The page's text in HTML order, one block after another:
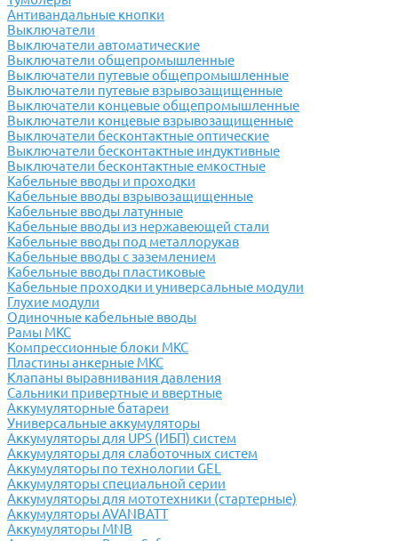
Антивандальные кнопки
Выключатели
Выключатели автоматические
Выключатели общепромышленные
Выключатели путевые общепромышленные
Выключатели путевые взрывозащищенные
Выключатели концевые общепромышленные
Выключатели концевые взрывозащищенные
Выключатели бесконтактные оптические
Выключатели бесконтактные индуктивные
Выключатели бесконтактные емкостные
Кабельные вводы и проходки
Кабельные вводы взрывозащищенные
Кабельные вводы латунные
Кабельные вводы из нержавеющей стали
Кабельные вводы под металлорукав
Кабельные вводы с заземлением
Кабельные вводы пластиковые
Кабельные проходки и универсальные модули
Глухие модули
Одиночные кабельные вводы
Рамы МКС
Компрессионные блоки МКС
Пластины анкерные МКС
Клапаны выравнивания давления
Сальники привертные и ввертные
Аккумуляторные батареи
Универсальные аккумуляторы
Аккумуляторы для UPS (ИБП) систем
Аккумуляторы для слаботочных систем
Аккумуляторы по технологии GEL
Аккумуляторы специальной серии
Аккумуляторы для мототехники (стартерные)
Аккумуляторы AVANBATT
Аккумуляторы MNB